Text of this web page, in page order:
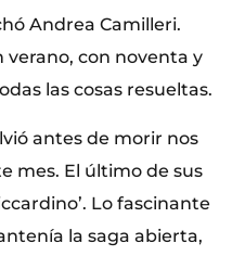
Andrea Camilleri.
verano, con noventa y
las cosas resueltas.
antes de morir nos
mes. El último de sus
Lo fascinante
la saga abierta,